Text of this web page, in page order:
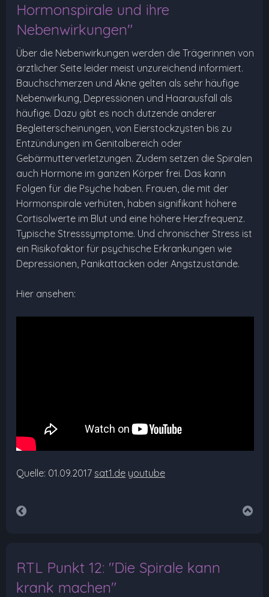
Hormonspirale und ihre
Nebenwirkungen"
Über die Nebenwirkungen werden die Trägerinnen von
ärztlicher Seite leider meist unzureichend informiert.
Bauchschmerzen und Akne gelten als sehr häufige
Nebenwirkung, Depressionen und Haarausfall als
häufige. Dazu gibt es noch dutzende anderer
Begleiterscheinungen, von Eierstockzysten bis zu
Entzündungen im Genitalbereich oder
Gebärmutterverletzungen. Zudem setzen die Spiralen
auch Hormone im ganzen Körper frei. Das kann
Folgen für die Psyche haben. Frauen, die mit der
Hormonspirale verhüten, haben signifikant höhere
Cortisolwerte im Blut und eine höhere Herzfrequenz.
Typische Stresssymptome. Und chronischer Stress ist
ein Risikofaktor für psychische Erkrankungen wie
Depressionen, Panikattacken oder Angstzustände.
Hier ansehen:
Quelle: 01.09.2017 sat1.de youtube
RTL Punkt 12: "Die Spirale kann
krank machen"